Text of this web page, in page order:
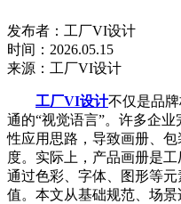
发布者：工厂VI设计
时间：2026.05.15
来源：工厂VI设计
工厂VI设计不仅是品
通的“视觉语言”。许多企
性应用思路，导致画册、
度。实际上，产品画册是
通过色彩、字体、图形等
值。本文从基础规范、场